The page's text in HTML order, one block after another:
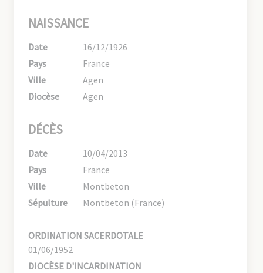
NAISSANCE
Date
16/12/1926
Pays
France
Ville
Agen
Diocèse
Agen
DÉCÈS
Date
10/04/2013
Pays
France
Ville
Montbeton
Sépulture
Montbeton (France)
ORDINATION SACERDOTALE
01/06/1952
DIOCÈSE D'INCARDINATION